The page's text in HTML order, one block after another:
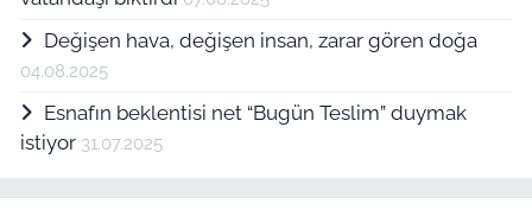
Değişen hava, değişen insan, zarar gören doğa
04.08.2025
Esnafın beklentisi net “Bugün Teslim” duymak
istiyor 31.07.2025